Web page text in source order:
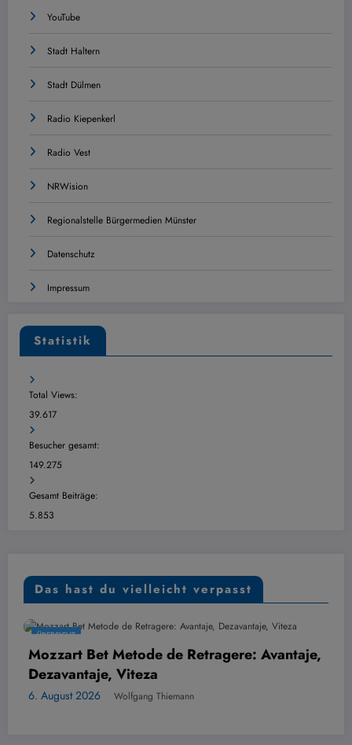
YouTube
Stadt Haltern
Stadt Dülmen
Radio Kiepenkerl
Radio Vest
NRWision
Regionalstelle Bürgermedien Münster
Datenschutz
Impressum
Statistik
Total Views:
39.617
Besucher gesamt:
149.275
Gesamt Beiträge:
5.853
Das hast du vielleicht verpasst
Bet Metode de Retragere: Avantaje,
Viteza
Wolfgang Thiemann